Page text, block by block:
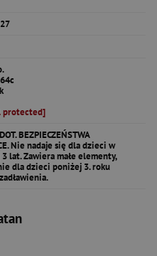
protected]
BEZPIECZEŃSTWA
Nie nadaje się dla dzieci w
lat. Zawiera małe elementy,
dla dzieci poniżej 3. roku